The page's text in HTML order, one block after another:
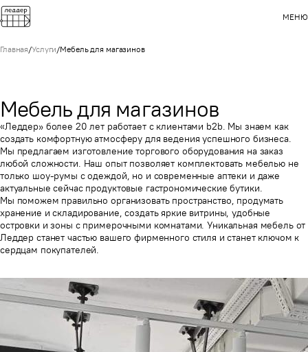
МЕНЮ
Главная/Услуги/Мебель для магазинов
Мебель для магазинов
«Леддер» более 20 лет работает с клиентами b2b. Мы знаем как
создать комфортную атмосферу для ведения успешного бизнеса.
Мы предлагаем изготовление торгового оборудования на заказ
любой сложности. Наш опыт позволяет комплектовать мебелью не
только шоу-румы с одеждой, но и современные аптеки и даже
актуальные сейчас продуктовые гастрономические бутики.
Мы поможем правильно организовать пространство, продумать
хранение и складирование, создать яркие витрины, удобные
островки и зоны с примерочными комнатами. Уникальная мебель от
Леддер станет частью вашего фирменного стиля и станет ключом к
сердцам покупателей.